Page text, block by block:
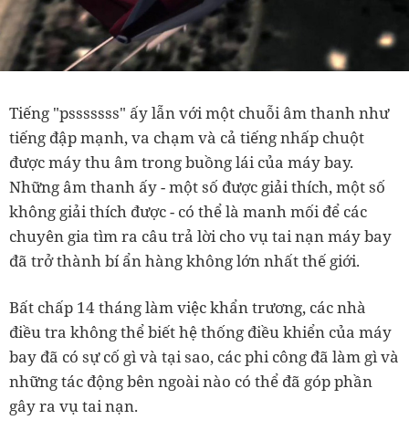
Tiếng "psssssss" ấy lẫn với một chuỗi âm thanh như
tiếng đập mạnh, va chạm và cả tiếng nhấp chuột
được máy thu âm trong buồng lái của máy bay.
Những âm thanh ấy - một số được giải thích, một số
không giải thích được - có thể là manh mối để các
chuyên gia tìm ra câu trả lời cho vụ tai nạn máy bay
đã trở thành bí ẩn hàng không lớn nhất thế giới.
Bất chấp 14 tháng làm việc khẩn trương, các nhà
điều tra không thể biết hệ thống điều khiển của máy
bay đã có sự cố gì và tại sao, các phi công đã làm gì và
những tác động bên ngoài nào có thể đã góp phần
gây ra vụ tai nạn.